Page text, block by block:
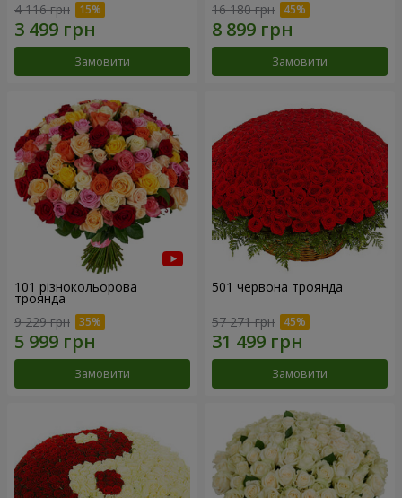
4 116 грн
Замовити
16 180 грн
Замовити
101 різнокольорова
троянда
9 229 грн
Замовити
501 червона троянда
57 271 грн
Замовити